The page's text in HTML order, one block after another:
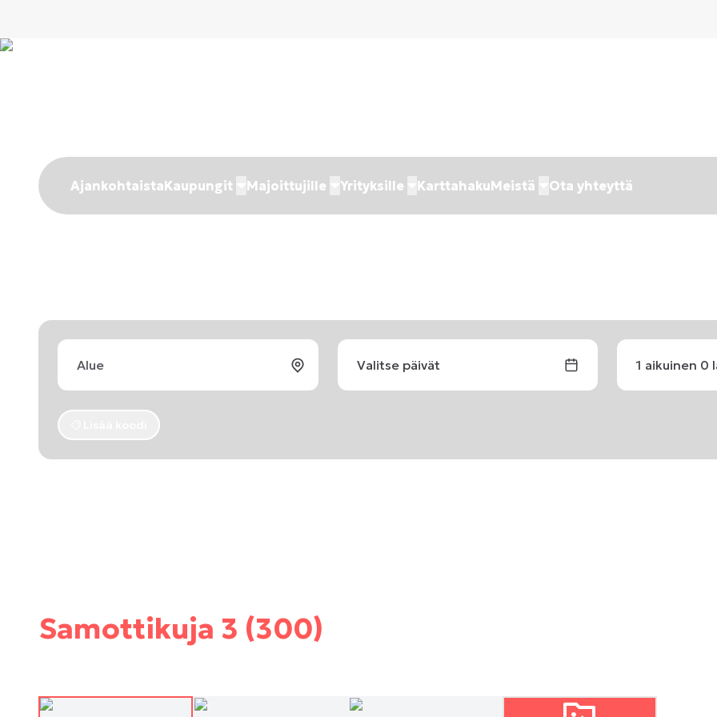
AjankohtaistaKaupungit Majoittujille Yrityksille KarttahakuMeistä Ota yhteyttä
Valitse päivät 1 aikuinen 0
Samottikuja 3 (300)